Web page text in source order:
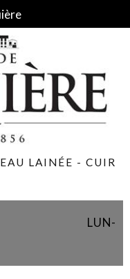
LAINÉE - CUIR
LUN-